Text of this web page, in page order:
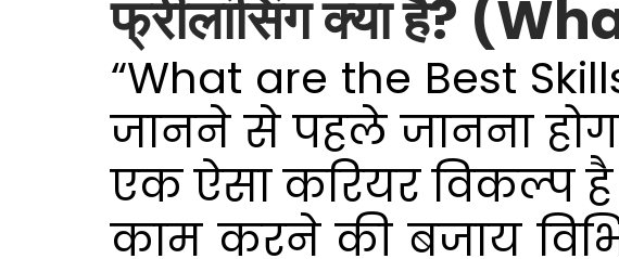
u
r
y
1
1
2
फ्रीलांसिंग क्या है?
“What are the Best
जानने से पहले जानना होगा
एक ऐसा करियर विकल्प
काम करने की बजाय